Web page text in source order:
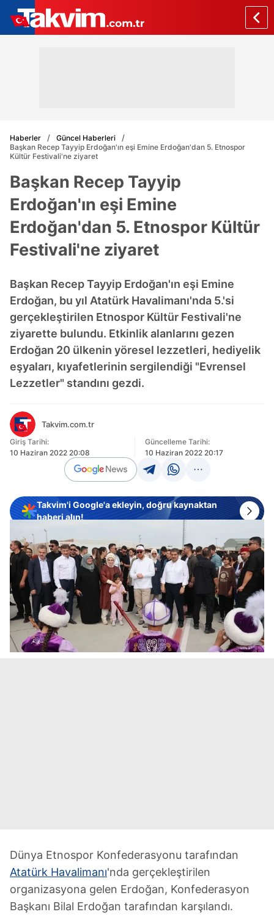
Haberler
Güncel Haberleri
Başkan Recep Tayyip Erdoğan'ın eşi Emine Erdoğan'dan 5. Etnospor
Kültür Festivali'ne ziyaret
Başkan Recep Tayyip
Erdoğan'ın eşi Emine
Erdoğan'dan 5. Etnospor Kültür
Festivali'ne ziyaret
Başkan Recep Tayyip Erdoğan'ın eşi Emine
Erdoğan, bu yıl Atatürk Havalimanı'nda 5.'si
gerçekleştirilen Etnospor Kültür Festivali'ne
ziyarette bulundu. Etkinlik alanlarını gezen
Erdoğan 20 ülkenin yöresel lezzetleri, hediyelik
eşyaları, kıyafetlerinin sergilendiği "Evrensel
Lezzetler" standını gezdi.
Takvim.com.tr
Giriş Tarihi:
10 Haziran 2022 20:08
Güncelleme Tarihi:
10 Haziran 2022 20:17
Takvim'i Google'a ekleyin, doğru kaynaktan
haberi alın!
Dünya Etnospor Konfederasyonu tarafından
Atatürk Havalimanı'nda gerçekleştirilen
organizasyona gelen Erdoğan, Konfederasyon
Başkanı Bilal Erdoğan tarafından karşılandı.